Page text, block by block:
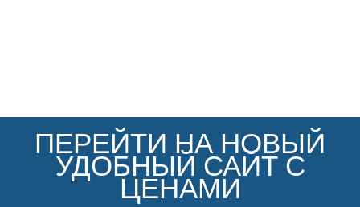
ПЕРЕЙТИ НА НОВЫЙ
УДОБНЫЙ САЙТ С
ЦЕНАМИ